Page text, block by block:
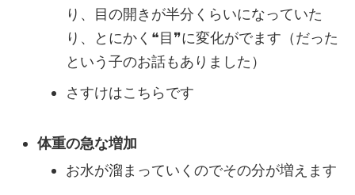
り、目の開きが半分くらいになっていた
り、とにかく❝目❞に変化がでます（だった
という子のお話もありました）
さすけはこちらです
体重の急な増加
お水が溜まっていくのでその分が増えます